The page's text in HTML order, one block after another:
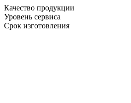
Качество продукции
Уровень сервиса
Срок изготовления